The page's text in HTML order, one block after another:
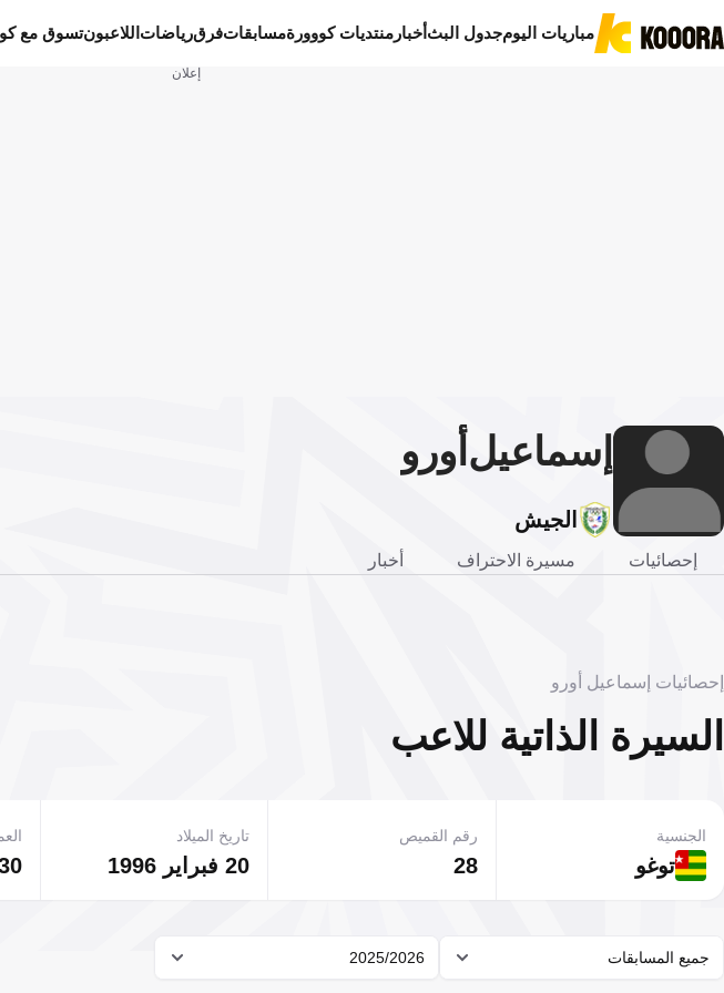
مباريات اليومجدول البثأخبار منتديات كووورةمسابقاتفرقرياضات اللاعبونتسوق مع
إعلان
إسماعيل أورو
الجيش
إحصائيات مسيرة الاحتراف أخبار
إحصائيات إسماعيل أورو
السيرة الذاتية للاعب
توغو
الجنسية
28
رقم القميص
20 فبراير 1996
تاريخ الميلاد
جميع المسابقات 2025/2026